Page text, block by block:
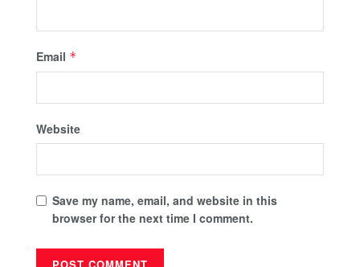
Email *
Website
Save my name, email, and website in this
browser for the next time I comment.